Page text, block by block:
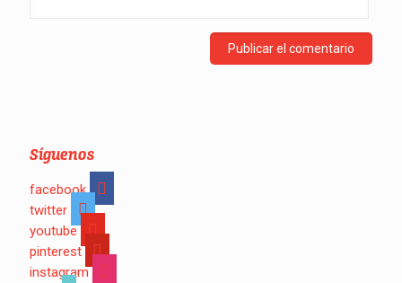
Síguenos
facebook
twitter
youtube
pinterest
instagram